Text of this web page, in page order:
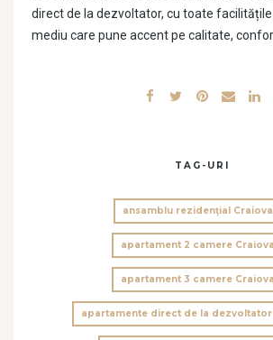
direct de la dezvoltator, cu toate
mediu care pune accent pe calitate,
TAG-URI
ansamblu rezidențial Craiova
apartament 2 camere Craiova
apartament 3 camere Craiova
apartamente direct de la dezvoltator